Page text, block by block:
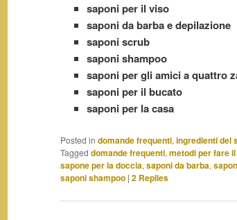
saponi per il viso
saponi da barba e depilazione
saponi scrub
saponi shampoo
saponi per gli amici a quattro
saponi per il bucato
saponi per la casa
Posted in domande frequenti, ingredienti del
Tagged domande frequenti, metodi per fare
sapone per la doccia, saponi da barba,
saponi shampoo | 2 Replies